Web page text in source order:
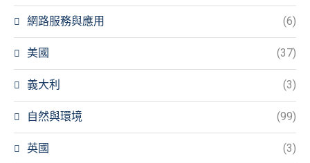
網路服務與應用 (6)
美國 (37)
義大利 (3)
自然與環境 (99)
英國 (3)